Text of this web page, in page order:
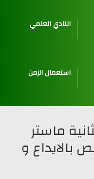
النادي العلمي
استعمال الزمن
ماستر
بالايداع و